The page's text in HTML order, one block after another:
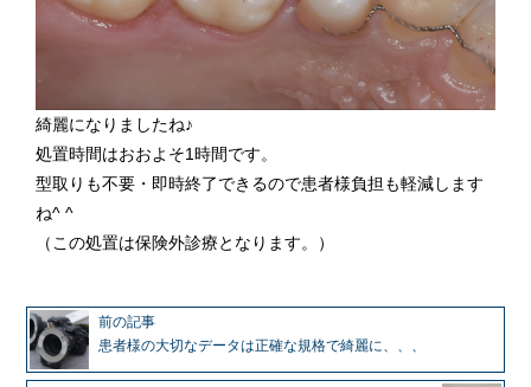
綺麗になりましたね♪
処置時間はおおよそ1時間です。
型取りも不要・即時終了できるので患者様負担も軽減します
ね^ ^
（この処置は保険外診療となります。）
前の記事
患者様の大切なデータは正確な規格で綺麗に、、、